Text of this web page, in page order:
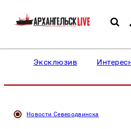
Эксклюзив
Новости Северодвинска